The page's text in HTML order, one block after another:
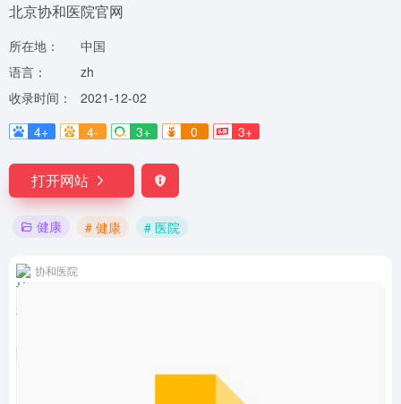
北京协和医院官网
所在地：
中国
语言：
zh
收录时间：
2021-12-02
4+
4- 3+ 0 3+
打开网站
健康 # 健康 # 医院
协和医院